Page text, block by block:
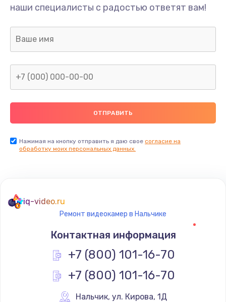
наши специалисты с радостью ответят вам!
Нажимая на кнопку отправить я даю свое согласие на
обработку моих персональных данных.
iq-video.ru
Ремонт видеокамер в Нальчике
Контактная информация
+7 (800) 101-16-70
+7 (800) 101-16-70
Нальчик, ул. Кирова, 1Д